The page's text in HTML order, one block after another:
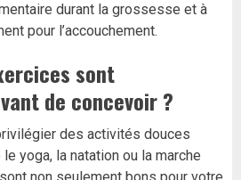
durant la grossesse et à
pour l’accouchement.
sont
de concevoir ?
des activités douces
yoga, la natation ou la marche